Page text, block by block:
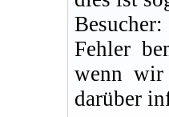
Fehler
wenn
darüber